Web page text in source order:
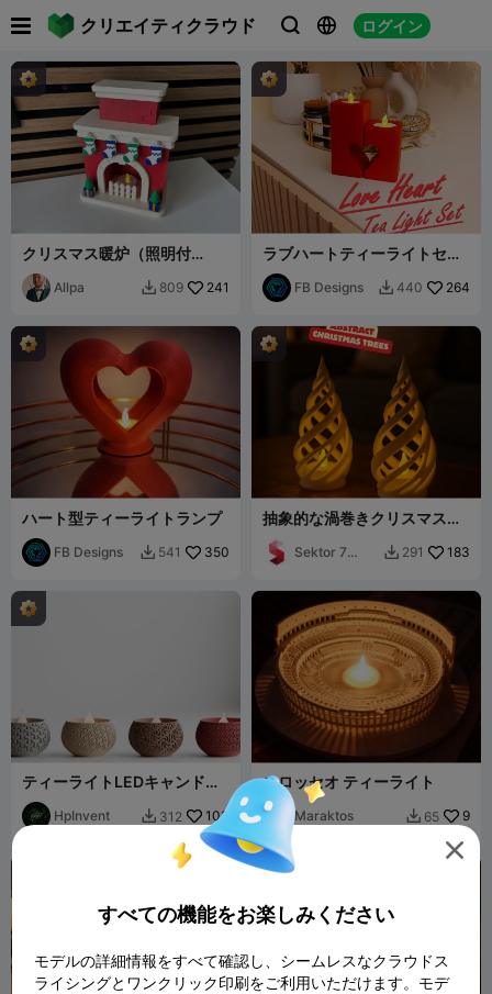
クリエイティクラウド   ログイン
 
クリスマス暖炉（照明付
き）// クリスマス暖炉（照明
付き）Allpa  809 241
ラブハートティーライトセッ
ト
FB Designs  440 264
ハート型ティーライトランプ
FB Designs  541 350
抽象的な渦巻きクリスマスツ
Sektor 7
 291 183
ティーライトLEDキャンドル
ジオメトリックスタイル
HpInvent  312 103
コロッセオ ティーライト
Maraktos  65 9

すべての機能をお楽しみください
モデルの詳細情報をすべて確認し、シームレスなクラウドス
ライシングとワンクリック印刷をご利用いただけます。モデ